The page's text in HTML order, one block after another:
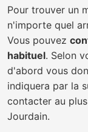
Pour trouver un
n'importe quel
Vous pouvez
habituel. Selon
d'abord vous
indiquera par la
contacter au
Jourdain.